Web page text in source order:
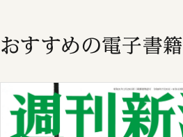
おすすめの電子書籍